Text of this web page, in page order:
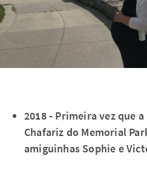
2018 - Primeira vez que
Chafariz do Memorial
amiguinhas Sophie e